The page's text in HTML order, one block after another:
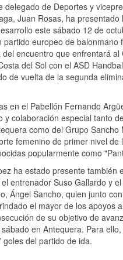
delegado de Deportes y
Juan Rosas, ha presentado
este sábado 12 de
partido europeo de balonmano
encuentro que enfrentará al
del Sol con el ASD
de vuelta de la segunda
en el Pabellón Fernando
y colaboración especial tanto
como del Grupo Sancho
femenino de primer nivel de
popularmente como
ha estado presente también
entrenador Suso Gallardo y
Ángel Sancho, quien junto
el mayor de los apoyos
de su objetivo de
en Antequera. Para
del partido de ida.